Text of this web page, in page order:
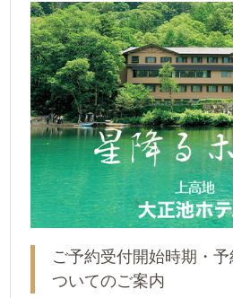
ご予約受付開始時期・
ついてのご案内